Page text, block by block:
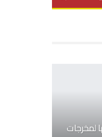
لمخرجات